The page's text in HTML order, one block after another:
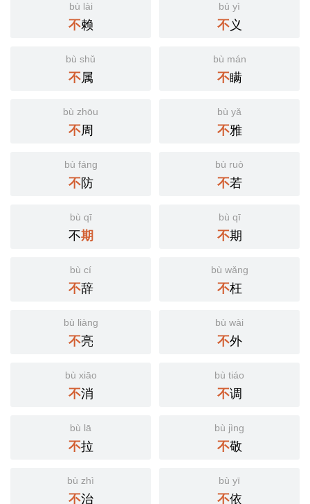
bù lài
不赖
bú yì
不义
bù shǔ
不属
bù mán
不瞒
bù zhōu
不周
bù yǎ
不雅
bù fáng
不防
bù ruò
不若
bù qī
不期
bù qī
不期
bù cí
不辞
bù wǎng
不枉
bù liàng
不亮
bù wài
不外
bù xiāo
不消
bù tiáo
不调
bù lā
不拉
bù jìng
不敬
bù zhì
不治
bù yī
不依